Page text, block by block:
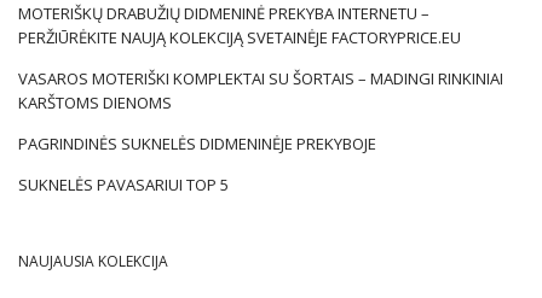
MOTERIŠKŲ DRABUŽIŲ DIDMENINĖ PREKYBA INTERNETU –
PERŽIŪRĖKITE NAUJĄ KOLEKCIJĄ SVETAINĖJE FACTORYPRICE.EU
VASAROS MOTERIŠKI KOMPLEKTAI SU ŠORTAIS – MADINGI RINKINIAI
KARŠTOMS DIENOMS
PAGRINDINĖS SUKNELĖS DIDMENINĖJE PREKYBOJE
SUKNELĖS PAVASARIUI TOP 5
NAUJAUSIA KOLEKCIJA